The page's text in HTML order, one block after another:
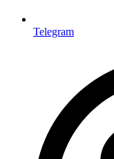
Telegram